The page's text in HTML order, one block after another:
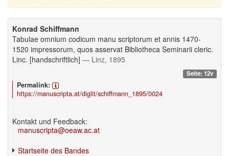
Konrad Schiffmann
Tabulae omnium codicum manu scriptorum et annis 1470-
1520 impressorum, quos asservat Bibliotheca Seminarii cleric.
Linc. [handschriftlich] — Linz, 1895
Seite: 12v
Permalink:
https://manuscripta.at/diglit/schiffmann_1895/0024
Kontakt und Feedback:
manuscripta@oeaw.ac.at
Startseite des Bandes